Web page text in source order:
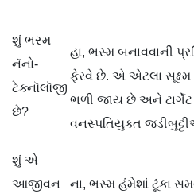
શું ભસ્મ
નૅનો-
ટેક્નૉલૉજી
છે?
હા, ભસ્મ બનાવવાની
ફેરવે છે. એ એટલા સૂક્ષ્મ
ભળી જાય છે અને
વનસ્પતિયુક્ત
શું એ
આજીવન
ના, ભસ્મ હંમેશાં ટૂંકા